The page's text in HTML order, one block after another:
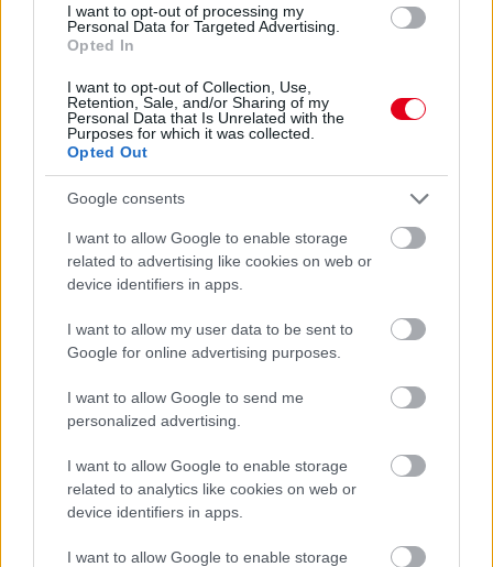
I want to opt-out of processing my
Personal Data for Targeted Advertising.
Opted In
I want to opt-out of Collection, Use,
Retention, Sale, and/or Sharing of my
Personal Data that Is Unrelated with the
Purposes for which it was collected.
Opted Out
Google consents
I want to allow Google to enable storage
related to advertising like cookies on web or
device identifiers in apps.
I want to allow my user data to be sent to
Google for online advertising purposes.
I want to allow Google to send me
personalized advertising.
I want to allow Google to enable storage
related to analytics like cookies on web or
device identifiers in apps.
I want to allow Google to enable storage
Lassuló fejlesztési ütemre számít a Red Bull
Mivel egy új F1-es szabályrendszer első idényéről van szó,
várható volt, hogy kiélezett lesz a fejlesztési háború a csapatok
között. A szezon első felében láthattunk is több nagy fejlesztési
csomagot az istállók többségénél, ezek pedig rendszerint
jelentik a kivételt). A Red Bullnál is működött például a
Miamiban és a Spielbergben bevetett csomag, ám Laurent
Mekies csapatfőnök szerint az évad hátralévő részében már
lassulni fog a fejlesztési ütemük, részben azért, mert a
költségeket meg kell osztani a 2027-es autó munkálatai között
„Nem tudom, a többiekkel mi a helyzet, de az biztos, hogy egy
a jövő év között. Arra számítok, hogy ez hamarabb meg fog
történni, mint tavaly. Szóval főleg a szabályzat fényében
rengeteg fejlesztést hoztunk mostanáig, hogy próbáljuk
korrigálni azt a hatalmas hátrányt, amivel eleinte rendelkeztünk.
Valószínűleg nehéz elképzelni, hogy ebben a ritmusban fogjuk
folytatni, mindenesetre meglátjuk, mi a legjobb módja annak,
hogy ledolgozzuk ezt az utolsó három tizedmásodpercet.”